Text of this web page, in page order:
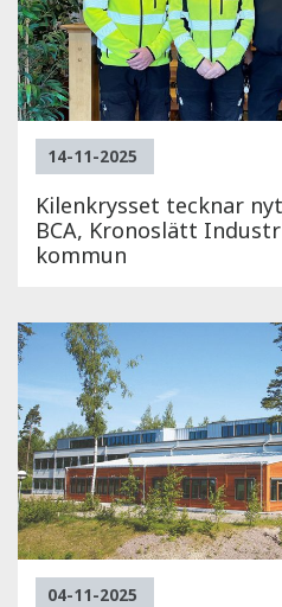
14-11-2025
Kilenkrysset tecknar
BCA, Kronoslätt
kommun
04-11-2025